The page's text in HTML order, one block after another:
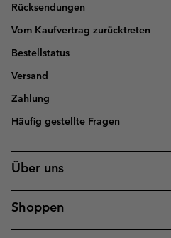
Rücksendungen
Vom Kaufvertrag zurücktreten
Bestellstatus
Versand
Zahlung
Häufig gestellte Fragen
Über uns
Shoppen